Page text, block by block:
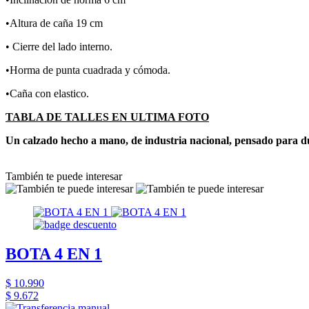
•Altura de caña 19 cm
• Cierre del lado interno.
•Horma de punta cuadrada y cómoda.
•Caña con elastico.
TABLA DE TALLES EN ULTIMA FOTO
Un calzado hecho a mano, de industria nacional, pensado para
También te puede interesar
BOTA 4 EN 1
$ 10.990
$ 9.672